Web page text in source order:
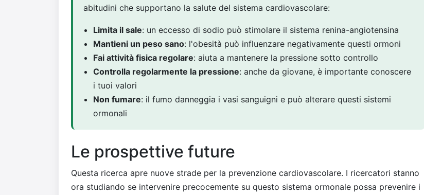
abitudini che supportano la salute del sistema cardiovascolare:
Limita il sale: un eccesso di sodio può stimolare il sistema renina-angiotensina
Mantieni un peso sano: l'obesità può influenzare negativamente questi ormoni
Fai attività fisica regolare: aiuta a mantenere la pressione sotto controllo
Controlla regolarmente la pressione: anche da giovane, è importante conoscere
i tuoi valori
Non fumare: il fumo danneggia i vasi sanguigni e può alterare questi sistemi
ormonali
Le prospettive future
Questa ricerca apre nuove strade per la prevenzione cardiovascolare. I ricercatori stanno
ora studiando se intervenire precocemente su questo sistema ormonale possa prevenire i